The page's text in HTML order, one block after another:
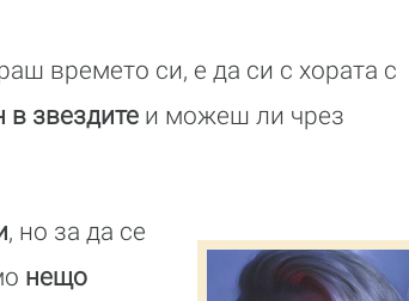
времето си, е да си с хората с
в звездите и можеш ли чрез
, но за да се
нещо